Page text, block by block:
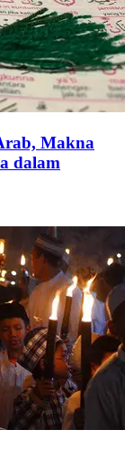
Makna
dalam